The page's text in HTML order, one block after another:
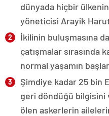
dünyada hiçbir ülkenin
yöneticisi Arayik
İkilinin buluşmasına
çatışmalar sırasında
normal yaşamın
Şimdiye kadar 25 bin
geri döndüğü
ölen askerlerin